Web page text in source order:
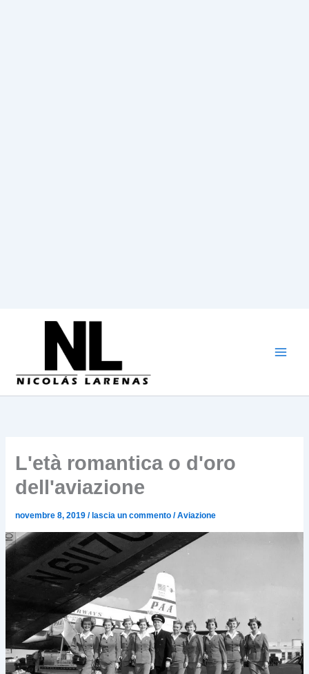
L'età romantica o d'oro
dell'aviazione
novembre 8, 2019/ lascia un commento /Aviazione